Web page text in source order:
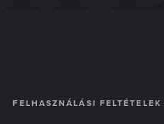
FELHASZNÁLÁSI FELTÉTELEK